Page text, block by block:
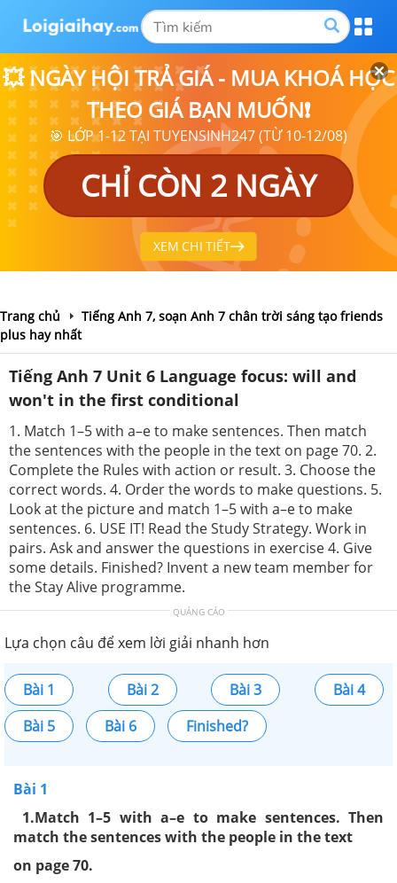
💥 NGÀY HỘI TRẢ GIÁ - MUA KHOÁ HỌC
THEO GIÁ BẠN MUỐN❗
🎯 LỚP 1-12 TẠI TUYENSINH247 (TỪ 10-12/08)
CHỈ CÒN 2 NGÀY
XEM CHI TIẾT
Trang chủ
Tiếng Anh 7, soạn Anh 7 chân trời sáng tạo friends
plus hay nhất
Tiếng Anh 7 Unit 6 Language focus: will and
won't in the first conditional
1. Match 1–5 with a–e to make sentences. Then match
the sentences with the people in the text on page 70. 2.
Complete the Rules with action or result. 3. Choose the
correct words. 4. Order the words to make questions. 5.
Look at the picture and match 1–5 with a–e to make
sentences. 6. USE IT! Read the Study Strategy. Work in
pairs. Ask and answer the questions in exercise 4. Give
some details. Finished? Invent a new team member for
the Stay Alive programme.
QUẢNG CÁO
Lựa chọn câu để xem lời giải nhanh hơn
Bài 1 Bài 2 Bài 3
Bài 4
Bài 5
Bài 6 Finished?
Bài 1
1.Match 1–5 with a–e to make sentences. Then
match the sentences with the people in the text
on page 70.